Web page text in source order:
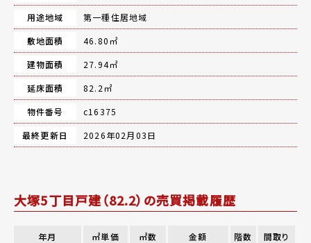
用途地域
第一種住居地域
敷地面積
46.80㎡
建物面積
27.94㎡
延床面積
82.2㎡
物件番号
c16375
最終更新日
2026年02月03日
大塚5丁目戸建（82.2）の売買掲載履歴
年月 ㎡単価 ㎡数 金額 階数
間取り